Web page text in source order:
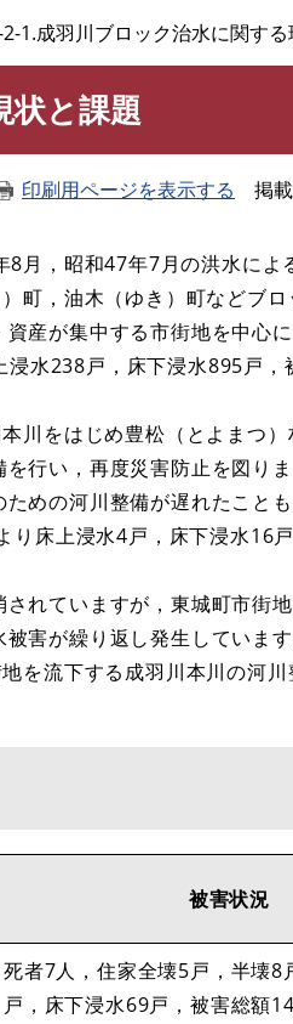
2-1.成羽川ブロック治水に関す
状と課題
印刷用ページを表示する 掲
月，昭和47年7月の洪水によ
町，油木（ゆき）町などブ
産が集中する市街地を中心
水238戸，床下浸水895戸，
川をはじめ豊松（とよまつ）
行い，再度災害防止を図り
めの河川整備が遅れたこと
床上浸水4戸，床下浸水16
れていますが，東城町市街
害が繰り返し発生していま
を流下する成羽川本川の河
被害状況
死者7人，住家全壊5戸，半壊8
戸，床下浸水69戸，被害総額